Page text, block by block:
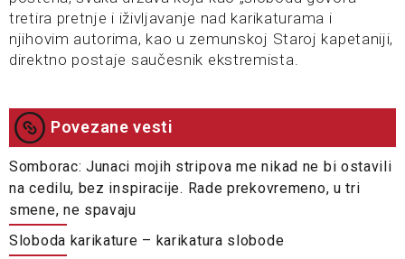
tretira pretnje i iživljavanje nad karikaturama i
njihovim autorima, kao u zemunskoj Staroj kapetaniji,
direktno postaje saučesnik ekstremista.
Povezane vesti
Somborac: Junaci mojih stripova me nikad ne bi ostavili
na cedilu, bez inspiracije. Rade prekovremeno, u tri
smene, ne spavaju
Sloboda karikature – karikatura slobode